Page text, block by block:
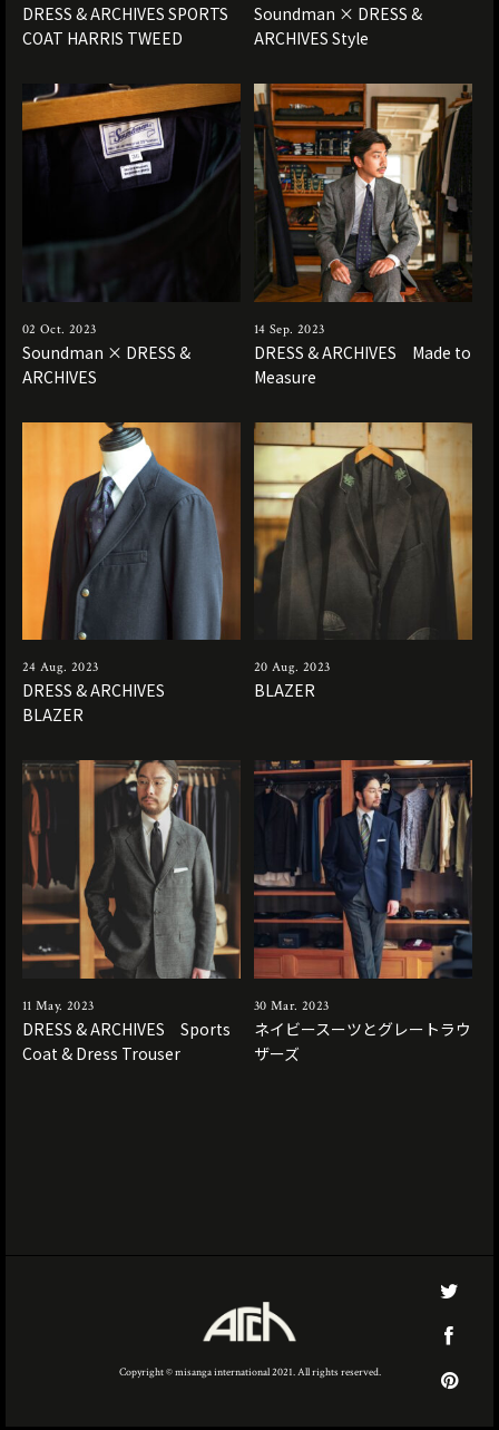
DRESS & ARCHIVES SPORTS
COAT HARRIS TWEED
Soundman × DRESS &
ARCHIVES Style
02 Oct. 2023
Soundman × DRESS &
ARCHIVES
14 Sep. 2023
DRESS & ARCHIVES Made to
Measure
24 Aug. 2023
DRESS & ARCHIVES
BLAZER
20 Aug. 2023
BLAZER
11 May. 2023
DRESS & ARCHIVES Sports
Coat & Dress Trouser
30 Mar. 2023
ネイビースーツとグレートラウ
ザーズ
Copyright © misanga international 2021. All rights reserved.